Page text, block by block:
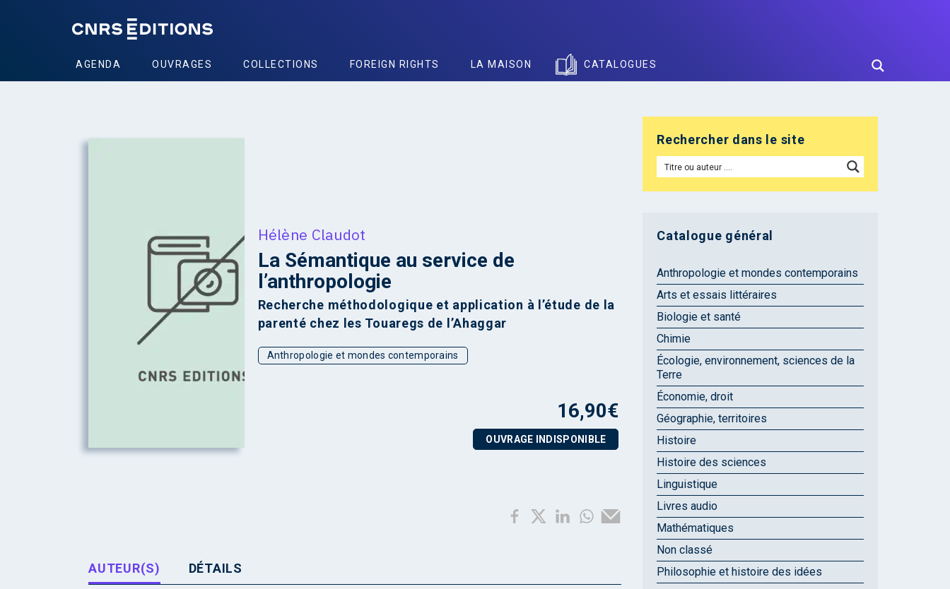
AGENDA OUVRAGES COLLECTIONS FOREIGN RIGHTS LA MAISON CATALOGUES
Hélène Claudot
La Sémantique au service de
l’anthropologie
Recherche méthodologique et application à l’étude de la
parenté chez les Touaregs de l’Ahaggar
Anthropologie et mondes contemporains
16,90€
OUVRAGE INDISPONIBLE
AUTEUR(S) DÉTAILS
Rechercher dans le site
Catalogue général
Anthropologie et mondes contemporains
Arts et essais littéraires
Biologie et santé
Chimie
Écologie, environnement, sciences de la
Terre
Économie, droit
Géographie, territoires
Histoire
Histoire des sciences
Linguistique
Livres audio
Mathématiques
Non classé
Philosophie et histoire des idées